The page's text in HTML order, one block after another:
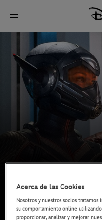
Acerca de las Cookies
Nosotros y nuestros socios tratamos
su comportamiento online
proporcionar, analizar y mejorar